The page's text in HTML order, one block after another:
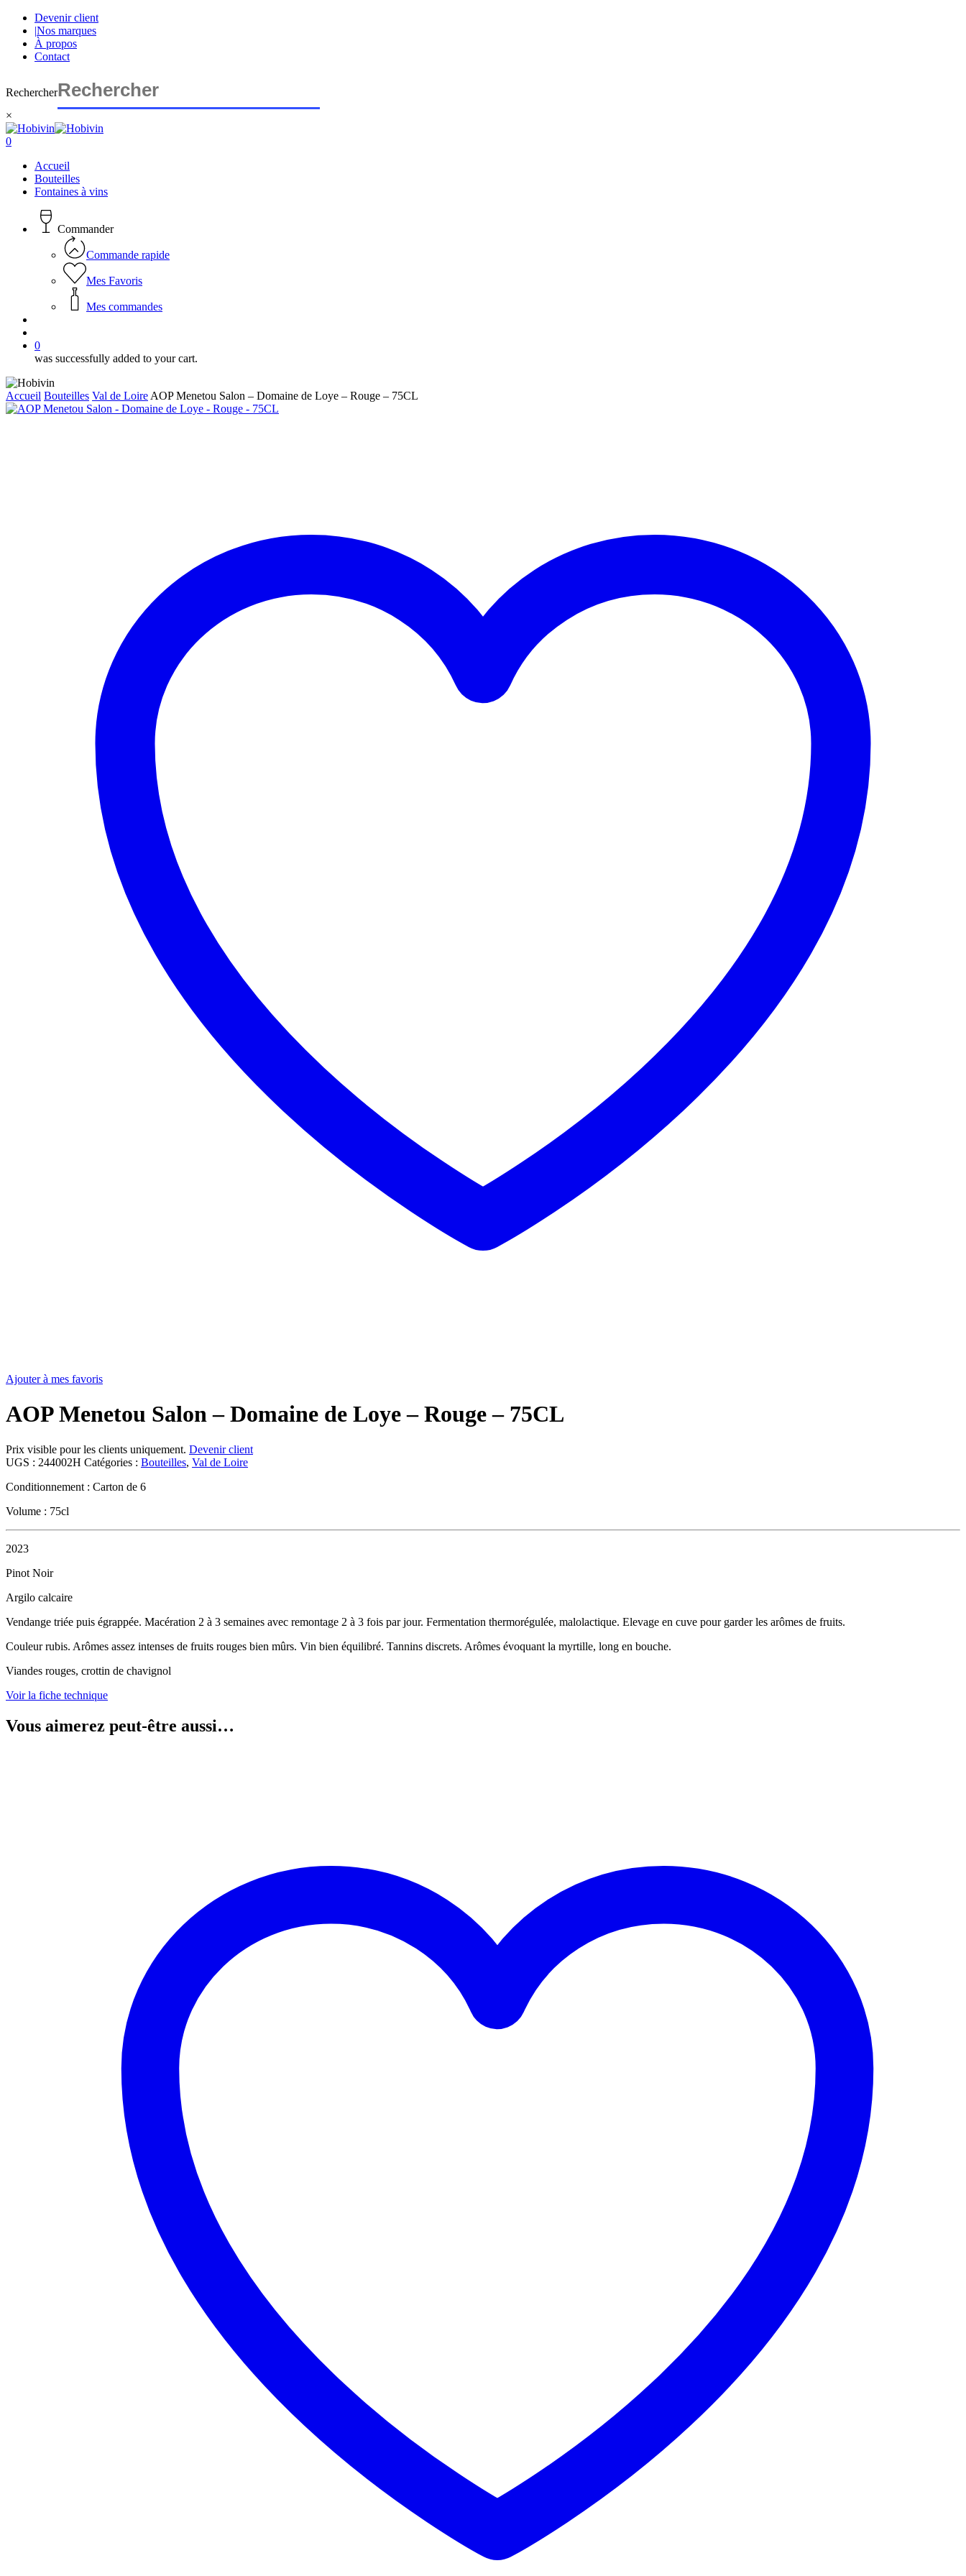
Skip
main
content
Devenir client
|Nos marques
À propos
Contact
Rechercher
×
Close
Search
search
account
0
Accueil
Bouteilles
Fontaines à vins
Commander
Commande rapide
Mes Favoris
Mes commandes
0
was successfully added to your cart.
Accueil Bouteilles Val de Loire AOP Menetou Salon – Domaine de Loye – Rouge – 75CL
Ajouter à mes favoris
AOP Menetou Salon – Domaine de Loye – Rouge – 75CL
Prix visible pour les clients uniquement. Devenir client
UGS : 244002H Catégories : Bouteilles, Val de Loire
Conditionnement : Carton de 6
Volume : 75cl
2023
Pinot Noir
Argilo calcaire
Vendange triée puis égrappée. Macération 2 à 3 semaines avec remontage 2 à 3 fois par jour. Fermentation thermorégulée, malolactique. Elevage en cuve pour garder les arômes de fruits.
Couleur rubis. Arômes assez intenses de fruits rouges bien mûrs. Vin bien équilibré. Tannins discrets. Arômes évoquant la myrtille, long en bouche.
Viandes rouges, crottin de chavignol
Voir la fiche technique
Vous aimerez peut-être aussi…